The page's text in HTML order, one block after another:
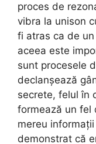
proces de
vibra la unison
fi atras ca de
aceea este
sunt procesele
declanșează
secrete, felul în
formează un fel
mereu
demonstrat că